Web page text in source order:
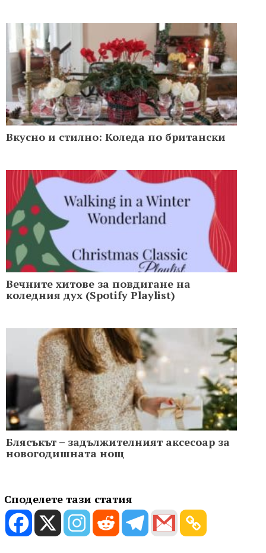
Вкусно и стилно: Коледа по британски
Вечните хитове за повдигане на
коледния дух (Spotify Playlist)
Блясъкът – задължителният аксесоар за
новогодишната нощ
Споделете тази статия